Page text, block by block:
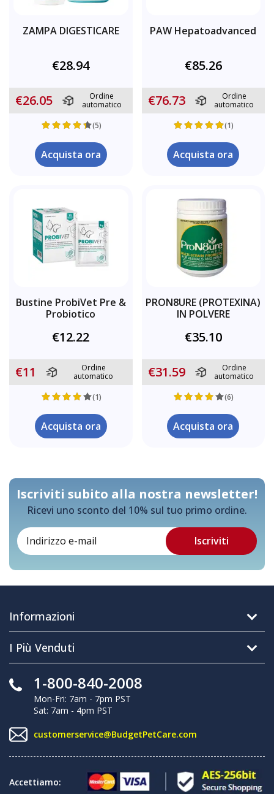
ZAMPA DIGESTICARE
€28.94
€26.05
Ordine
automatico
(5)
Acquista ora
PAW Hepatoadvanced
€85.26
€76.73
Ordine
automatico
(1)
Acquista ora
Bustine ProbiVet Pre &
Probiotico
€12.22
€11
Ordine
automatico
(1)
Acquista ora
PRON8URE (PROTEXINA)
IN POLVERE
€35.10
€31.59
Ordine
automatico
(6)
Acquista ora
Iscriviti subito alla nostra newsletter!
Ricevi uno sconto del 10% sul tuo primo ordine.
Informazioni
I Più Venduti
1-800-840-2008
Mon-Fri: 7am - 7pm PST
Sat: 7am - 4pm PST
customerservice@BudgetPetCare.com
Accettiamo: